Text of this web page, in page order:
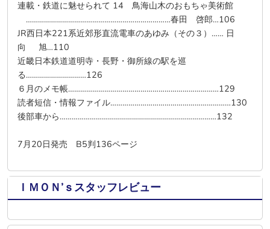
連載・鉄道に魅せられて 14 鳥海山木のおもちゃ美術館
………………………………………………………………春田 啓郎…106
JR西日本221系近郊形直流電車のあゆみ（その３）…… 日
向 旭…110
近畿日本鉄道道明寺・長野・御所線の駅を巡
る…………………………126
６月のメモ帳…………………………………………………………………129
読者短信・情報ファイル……………………………………………………130
後部車から……………………………………………………………………132
7月20日発売 B5判136ページ
ＩＭＯＮ’ｓスタッフレビュー